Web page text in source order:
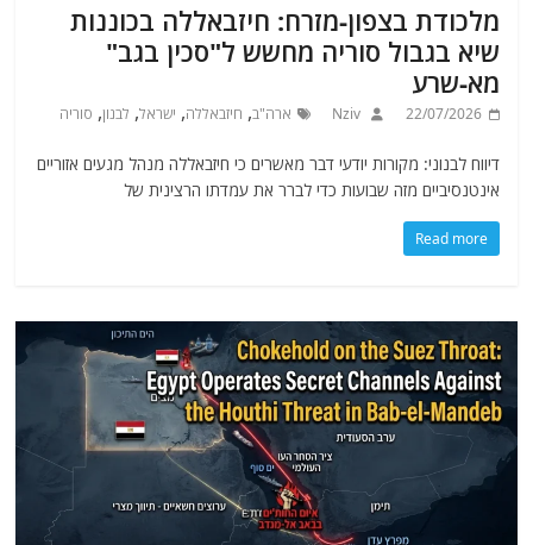
מלכודת בצפון-מזרח: חיזבאללה בכוננות
שיא בגבול סוריה מחשש ל"סכין בגב"
מא-שרע
22/07/2026
Nziv ארה"ב, חיזבאללה, ישראל, לבנון, סוריה
דיווח לבנוני: מקורות יודעי דבר מאשרים כי חיזבאללה מנהל מגעים אזוריים
אינטנסיביים מזה שבועות כדי לברר את עמדתו הרצינית של
Read more